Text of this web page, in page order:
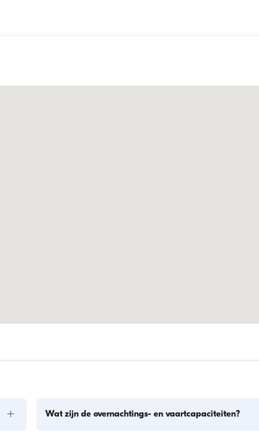
+ Wat zijn de overnachtings- en vaartcapaciteiten?